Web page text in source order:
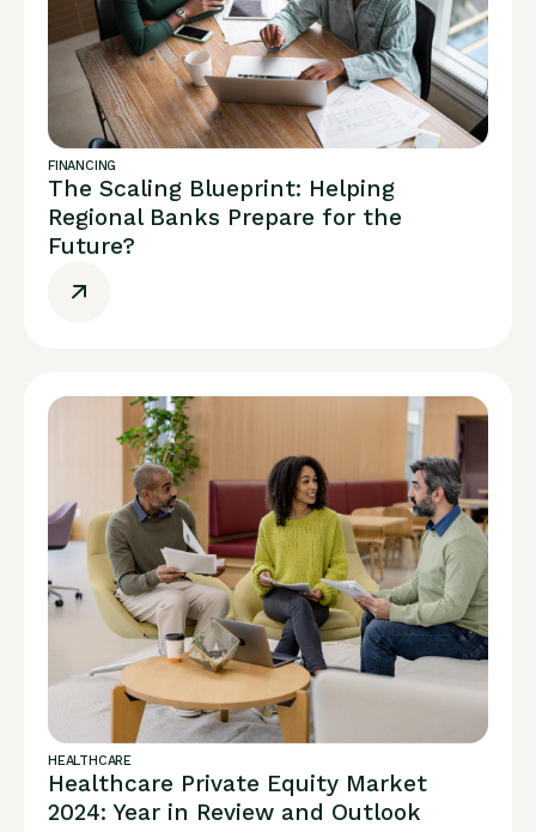
FINANCING
The Scaling Blueprint: Helping
Regional Banks Prepare for the
Future?
HEALTHCARE
Healthcare Private Equity Market
2024: Year in Review and Outlook